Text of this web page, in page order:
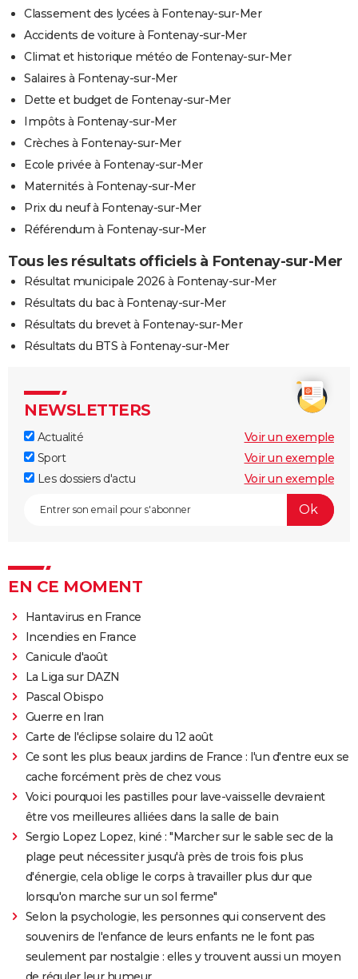
Classement des lycées à Fontenay-sur-Mer
Accidents de voiture à Fontenay-sur-Mer
Climat et historique météo de Fontenay-sur-Mer
Salaires à Fontenay-sur-Mer
Dette et budget de Fontenay-sur-Mer
Impôts à Fontenay-sur-Mer
Crèches à Fontenay-sur-Mer
Ecole privée à Fontenay-sur-Mer
Maternités à Fontenay-sur-Mer
Prix du neuf à Fontenay-sur-Mer
Référendum à Fontenay-sur-Mer
Tous les résultats officiels à Fontenay-sur-Mer
Résultat municipale 2026 à Fontenay-sur-Mer
Résultats du bac à Fontenay-sur-Mer
Résultats du brevet à Fontenay-sur-Mer
Résultats du BTS à Fontenay-sur-Mer
NEWSLETTERS
Actualité
Voir un exemple
Sport
Voir un exemple
Les dossiers d'actu
Voir un exemple
EN CE MOMENT
Hantavirus en France
Incendies en France
Canicule d'août
La Liga sur DAZN
Pascal Obispo
Guerre en Iran
Carte de l'éclipse solaire du 12 août
Ce sont les plus beaux jardins de France : l'un d'entre eux se
cache forcément près de chez vous
Voici pourquoi les pastilles pour lave-vaisselle devraient
être vos meilleures alliées dans la salle de bain
Sergio Lopez Lopez, kiné : "Marcher sur le sable sec de la
plage peut nécessiter jusqu'à près de trois fois plus
d'énergie, cela oblige le corps à travailler plus dur que
lorsqu'on marche sur un sol ferme"
Selon la psychologie, les personnes qui conservent des
souvenirs de l'enfance de leurs enfants ne le font pas
seulement par nostalgie : elles y trouvent aussi un moyen